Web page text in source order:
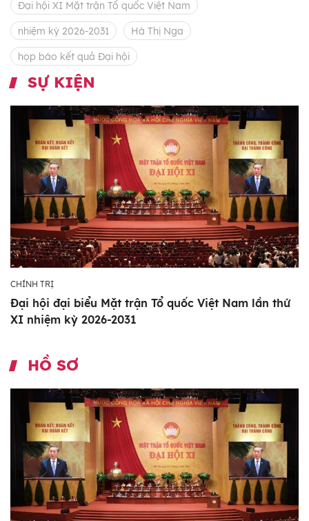
Đại hội XI Mặt trận Tổ quốc Việt Nam
nhiệm kỳ 2026-2031 Hà Thị Nga
họp báo kết quả Đại hội
SỰ KIỆN
CHÍNH TRỊ
Đại hội đại biểu Mặt trận Tổ quốc Việt Nam lần thứ
XI nhiệm kỳ 2026-2031
HỒ SƠ